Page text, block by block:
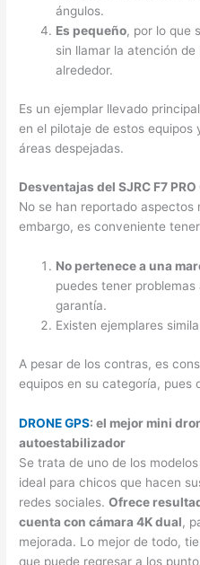
ángulos.
Es pequeño, por lo que
sin llamar la atención
alrededor.
Es un ejemplar llevado
en el pilotaje de estos equipos
áreas despejadas.
Desventajas del SJRC F7 PRO
No se han reportado aspectos
embargo, es conveniente
No pertenece a una
puedes tener
garantía.
Existen ejemplares
A pesar de los contras, es
equipos en su categoría, pues
DRONE GPS: el mejor mini
autoestabilizador
Se trata de uno de los
ideal para chicos que hacen
redes sociales.Ofrece
cuenta con cámara 4K dual,
mejorada. Lo mejor de todo,
que puede regresar a los